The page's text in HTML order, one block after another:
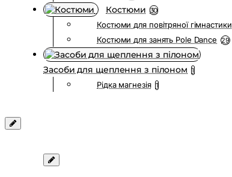
Костюми 30
Костюми для повітряної гімнастики
Костюми для занять Pole Dance 29
Засоби для щеплення з пілоном 1
Рідка магнезія 1